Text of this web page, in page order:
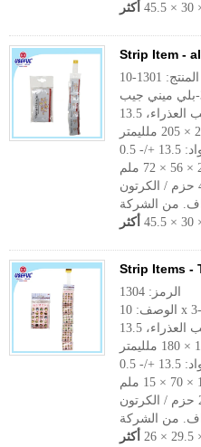
أكثر
Strip Item -
1301-10
من الشركة
أكثر
Strip Items -
الرمز: 1304
من الشركة
أكثر